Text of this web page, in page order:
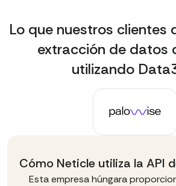
Lo que nuestros clientes
extracción de datos
utilizando
Cómo Neticle utiliza la API
Esta empresa húngara